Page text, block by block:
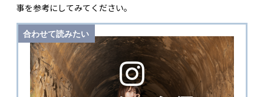
事を参考にしてみてください。